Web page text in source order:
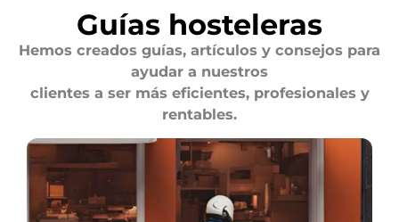
Guías hosteleras
Hemos creados guías, artículos y consejos para
ayudar a nuestros
clientes a ser más eficientes, profesionales y
rentables.